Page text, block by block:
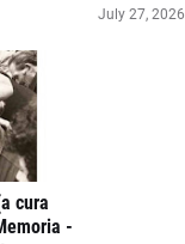
July 27, 2026
cura
-